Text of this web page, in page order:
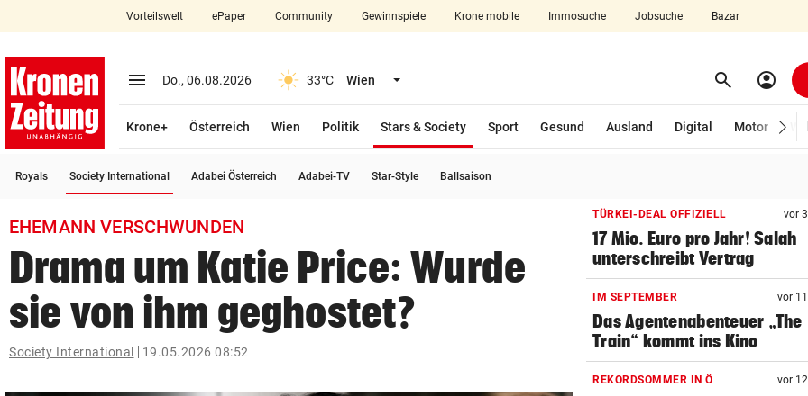
closeSchließen
account_circle Anmelden
arrow_right
Wien
bookmark
search
Suchbegriff
eingeben
Vorteilswelt ePaper Community Gewinnspiele Krone mobile Immosuche Jobsuche Bazar
menu Menü aufklappen
Do., 06.08.2026 33°C Wien Menü aufklappen search Suchen
account_circle
Krone+ Österreich Wien Politik Stars & Society
Sport
Gesund Ausland Digital Motor
Royals Society International Adabei Österreich Adabei-TV Star-Style Ballsaison
EHEMANN VERSCHWUNDEN
Drama um Katie Price: Wurde
sie von ihm geghostet?
Society International 19.05.2026 08:52
TÜRKEI-DEAL OFFIZIELL vor
17 Mio. Euro pro Jahr! Salah
unterschreibt Vertrag
IM SEPTEMBER vor
Das Agentenabenteuer „The
Train“ kommt ins Kino
REKORDSOMMER IN Ö vor